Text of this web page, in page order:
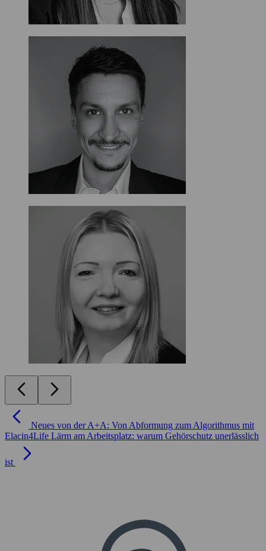
Neues von der A+A: Von Abformung zum Algorithmus mit
Elacin4Life Lärm am Arbeitsplatz: warum Gehörschutz unerlässlich
ist